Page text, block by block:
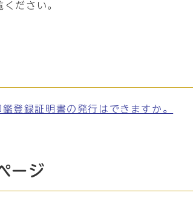
ださい。
登録証明書の発行はできますか。
ージ